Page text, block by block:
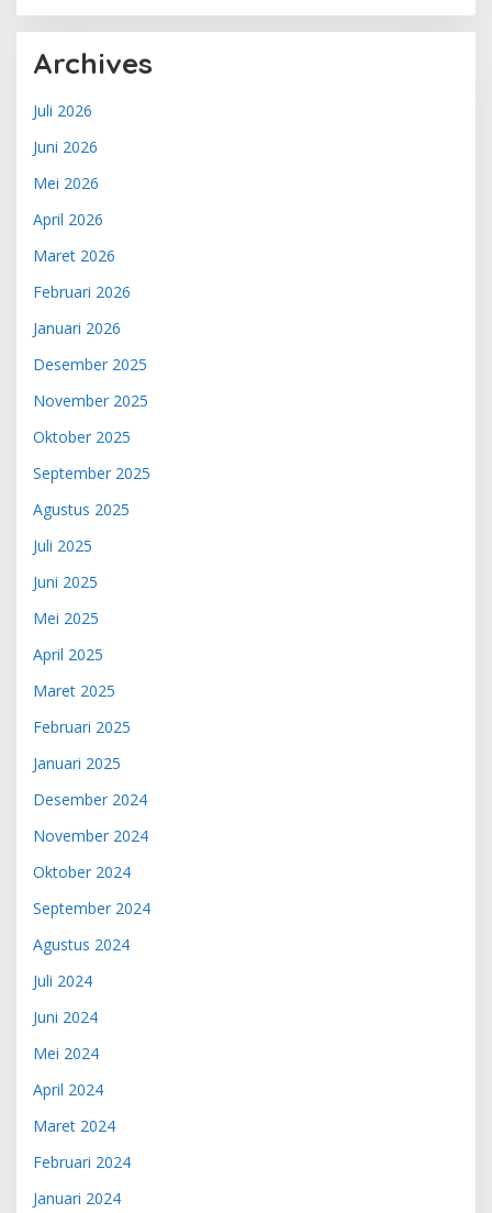
Archives
Juli 2026
Juni 2026
Mei 2026
April 2026
Maret 2026
Februari 2026
Januari 2026
Desember 2025
November 2025
Oktober 2025
September 2025
Agustus 2025
Juli 2025
Juni 2025
Mei 2025
April 2025
Maret 2025
Februari 2025
Januari 2025
Desember 2024
November 2024
Oktober 2024
September 2024
Agustus 2024
Juli 2024
Juni 2024
Mei 2024
April 2024
Maret 2024
Februari 2024
Januari 2024